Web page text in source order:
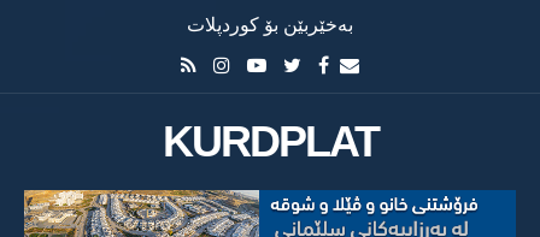
بەخێربێن بۆ کوردپلات
KURDPLAT